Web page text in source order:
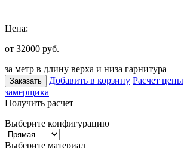
Цена:
от 32000 руб.
за метр в длину верха и низа гарнитура
Заказать Добавить в корзину Расчет цены
замерщика
Получить расчет
Выберите конфигурацию
Выберите материал